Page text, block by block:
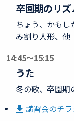
卒園期のリズ
ちょう、かもし
み割り人形、他
14:45～15:15
うた
冬の歌、卒園期
 講習会のチラ